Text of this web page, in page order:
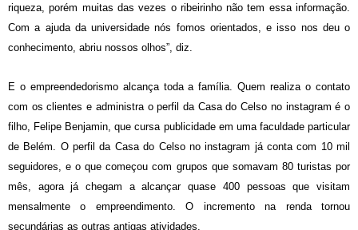
riqueza, porém muitas das vezes o ribeirinho não tem essa informação.
Com a ajuda da universidade nós fomos orientados, e isso nos deu o
conhecimento, abriu nossos olhos”, diz.
E o empreendedorismo alcança toda a família. Quem realiza o contato
com os clientes e administra o perfil da Casa do Celso no instagram é o
filho, Felipe Benjamin, que cursa publicidade em uma faculdade particular
de Belém. O perfil da Casa do Celso no instagram já conta com 10 mil
seguidores, e o que começou com grupos que somavam 80 turistas por
mês, agora já chegam a alcançar quase 400 pessoas que visitam
mensalmente o empreendimento. O incremento na renda tornou
secundárias as outras antigas atividades.